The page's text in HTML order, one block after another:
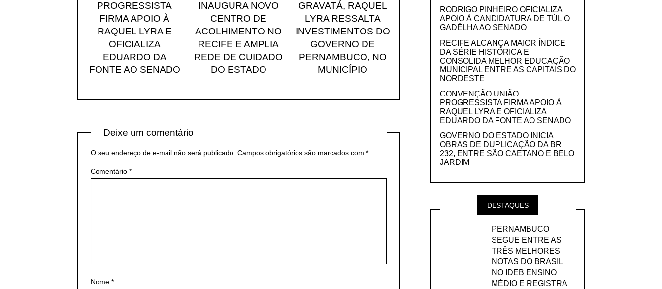
PROGRESSISTA
FIRMA APOIO À
RAQUEL LYRA E
OFICIALIZA
EDUARDO DA
FONTE AO SENADO
INAUGURA NOVO
CENTRO DE
ACOLHIMENTO NO
RECIFE E AMPLIA
REDE DE CUIDADO
DO ESTADO
GRAVATÁ, RAQUEL
LYRA RESSALTA
INVESTIMENTOS DO
GOVERNO DE
PERNAMBUCO, NO
MUNICÍPIO
Deixe um comentário
O seu endereço de e-mail não será publicado. Campos obrigatórios são marcados com *
Comentário *
Nome *
RODRIGO PINHEIRO OFICIALIZA
APOIO À CANDIDATURA DE TÚLIO
GADÊLHA AO SENADO
RECIFE ALCANÇA MAIOR ÍNDICE
DA SÉRIE HISTÓRICA E
CONSOLIDA MELHOR EDUCAÇÃO
MUNICIPAL ENTRE AS CAPITAIS DO
NORDESTE
CONVENÇÃO UNIÃO
PROGRESSISTA FIRMA APOIO À
RAQUEL LYRA E OFICIALIZA
EDUARDO DA FONTE AO SENADO
GOVERNO DO ESTADO INICIA
OBRAS DE DUPLICAÇÃO DA BR
232, ENTRE SÃO CAETANO E BELO
JARDIM
DESTAQUES
PERNAMBUCO
SEGUE ENTRE AS
TRÊS MELHORES
NOTAS DO BRASIL
NO IDEB ENSINO
MÉDIO E REGISTRA